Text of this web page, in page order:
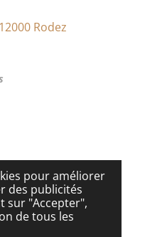
pour améliorer
des publicités
sur "Accepter",
de tous les
Rodez